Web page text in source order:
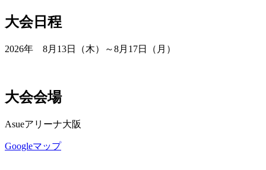
大会日程
2026年 8月13日（木）～8月17日（月）
大会会場
Asueアリーナ大阪
Googleマップ